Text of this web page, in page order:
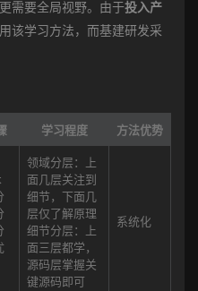
需要全局视野。由于投入产
该学习方法，而基建研发采
学习程度 方法优势
领域分层：上
面几层关注到
细节，下面几
层仅了解原理
细节分层：上
面三层都学，
源码层掌握关
键源码即可
系统化